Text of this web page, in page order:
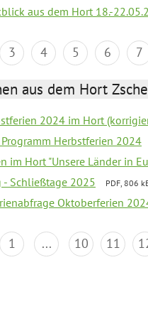
aus dem Hort 18.-
3 4 5 6 7
aus dem Hort
2024 im Hort
Herbstferien 2024
im Hort "Unsere Länder in
Schließtage 2025 PDF, 806
Oktoberferien
1 ... 10 11